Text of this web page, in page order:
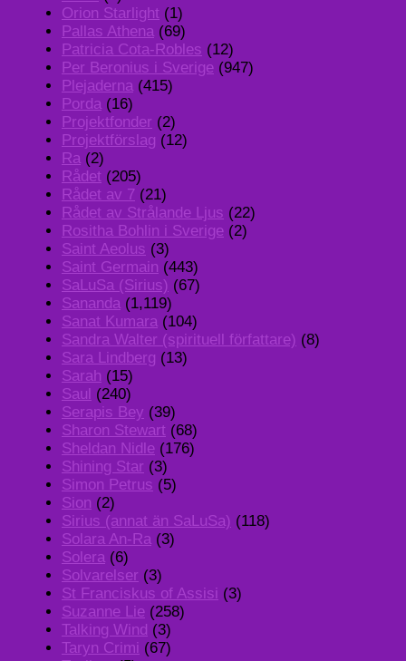
Orion Starlight (1)
Pallas Athena (69)
Patricia Cota-Robles (12)
Per Beronius i Sverige (947)
Plejaderna (415)
Porda (16)
Projektfonder (2)
Projektförslag (12)
Ra (2)
Rådet (205)
Rådet av 7 (21)
Rådet av Strålande Ljus (22)
Rositha Bohlin i Sverige (2)
Saint Aeolus (3)
Saint Germain (443)
SaLuSa (Sirius) (67)
Sananda (1,119)
Sanat Kumara (104)
Sandra Walter (spirituell författare) (8)
Sara Lindberg (13)
Sarah (15)
Saul (240)
Serapis Bey (39)
Sharon Stewart (68)
Sheldan Nidle (176)
Shining Star (3)
Simon Petrus (5)
Sion (2)
Sirius (annat än SaLuSa) (118)
Solara An-Ra (3)
Solera (6)
Solvarelser (3)
St Franciskus of Assisi (3)
Suzanne Lie (258)
Talking Wind (3)
Taryn Crimi (67)